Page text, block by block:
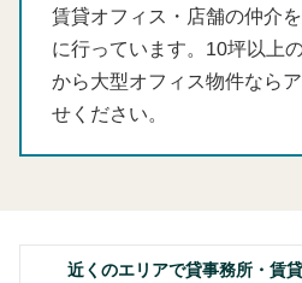
賃貸オフィス・店舗の仲介
に行っています。10坪以上
から大型オフィス物件なら
せください。
近くのエリアで貸事務所・賃